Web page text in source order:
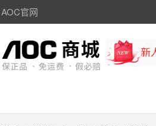
AOC官网